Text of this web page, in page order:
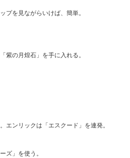
プを見ながらいけば、簡単。
紫の月煌石」を手に入れる。
エンリックは「エスクード」を連発。
ズ」を使う。